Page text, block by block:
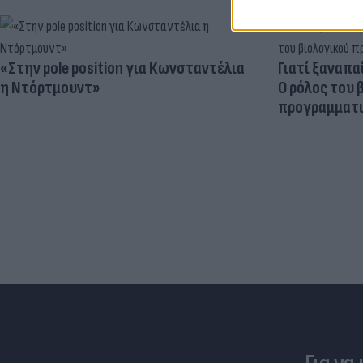
«Στην pole position για Κωνσταντέλια
η Ντόρτμουντ»
Γιατί
Ο ρόλος του